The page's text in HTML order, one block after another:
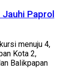
Jauhi Paprol
menuju 4,
Kota 2,
Balikpapan